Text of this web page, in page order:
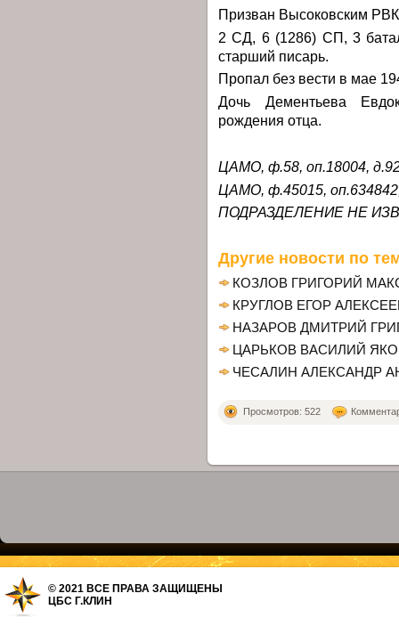
Призван Высоковским
2 СД, 6 (1286) СП, 3
старший писарь.
Пропал без вести в мае
Дочь Дементьева
рождения отца.
ЦАМО, ф.58, оп.18004,
ЦАМО, ф.45015,
ПОДРАЗДЕЛЕНИЕ НЕ
Другие новости по
КОЗЛОВ ГРИГОРИЙ
КРУГЛОВ ЕГОР
НАЗАРОВ ДМИТРИЙ
ЦАРЬКОВ ВАСИЛИЙ
ЧЕСАЛИН АЛЕКСАНДР
Просмотров: 522
© 2021 ВСЕ ПРАВА ЗАЩИЩЕНЫ
ЦБС Г.КЛИН